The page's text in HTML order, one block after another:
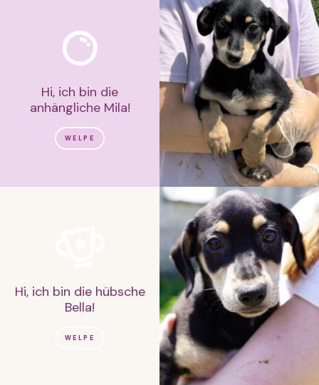
Hi, ich bin die
anhängliche Mila!
WELPE
Hi, ich bin die hübsche
Bella!
WELPE